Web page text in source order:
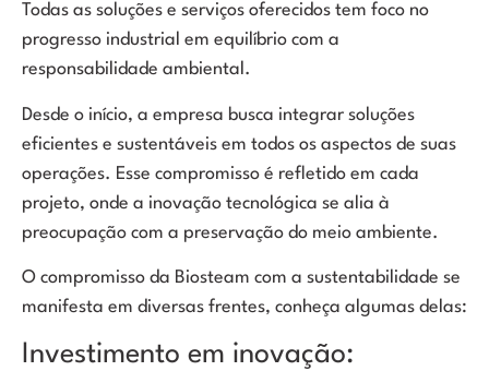
Todas as soluções e serviços oferecidos tem foco no
progresso industrial em equilíbrio com a
responsabilidade ambiental.
Desde o início, a empresa busca integrar soluções
eficientes e sustentáveis em todos os aspectos de suas
operações. Esse compromisso é refletido em cada
projeto, onde a inovação tecnológica se alia à
preocupação com a preservação do meio ambiente.
O compromisso da Biosteam com a sustentabilidade se
manifesta em diversas frentes, conheça algumas delas:
Investimento em inovação: